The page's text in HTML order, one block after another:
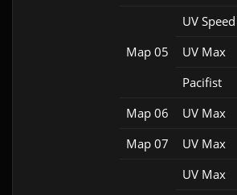
Map 05
UV Speed
UV Max
Pacifist
Map 06
UV Max
Map 07
UV Max
UV Max